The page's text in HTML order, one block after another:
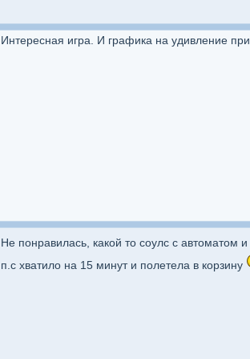
Интересная игра. И графика на удивление
Не понравилась, какой то соулс с автоматом
п.с хватило на 15 минут и полетела в корзину